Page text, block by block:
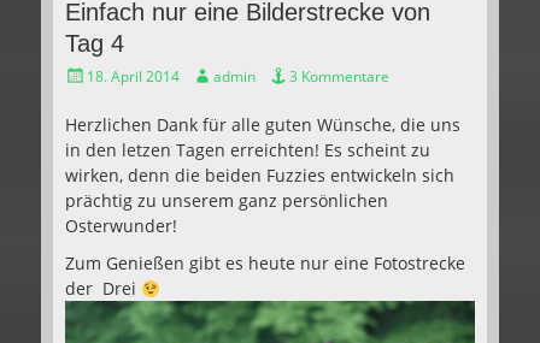
Einfach nur eine Bilderstrecke von
Tag 4
Gepostet
18. April 2014 Autoradmin 3 Kommentare
Herzlichen Dank für alle guten Wünsche, die uns
in den letzen Tagen erreichten! Es scheint zu
wirken, denn die beiden Fuzzies entwickeln sich
prächtig zu unserem ganz persönlichen
Osterwunder!
Zum Genießen gibt es heute nur eine Fotostrecke
der Drei